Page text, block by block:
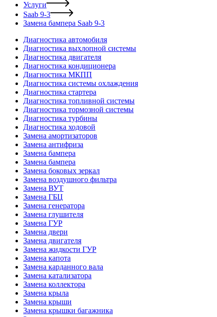
Услуги
Saab 9-3
Замена бампера Saab 9-3
Диагностика автомобиля
Диагностика выхлопной системы
Диагностика двигателя
Диагностика кондиционера
Диагностика МКПП
Диагностика системы охлаждения
Диагностика стартера
Диагностика топливной системы
Диагностика тормозной системы
Диагностика турбины
Диагностика ходовой
Замена амортизаторов
Замена антифриза
Замена бампера
Замена бампера
Замена боковых зеркал
Замена воздушного фильтра
Замена ВУТ
Замена ГБЦ
Замена генератора
Замена глушителя
Замена ГУР
Замена двери
Замена двигателя
Замена жидкости ГУР
Замена капота
Замена карданного вала
Замена катализатора
Замена коллектора
Замена крыла
Замена крыши
Замена крышки багажника